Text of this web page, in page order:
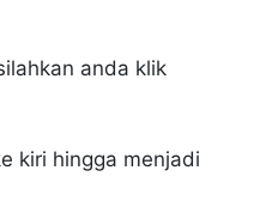
anda klik
kiri hingga menjadi